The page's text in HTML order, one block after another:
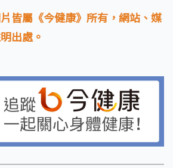
皆屬《今健康》所有，網站、媒
出處。